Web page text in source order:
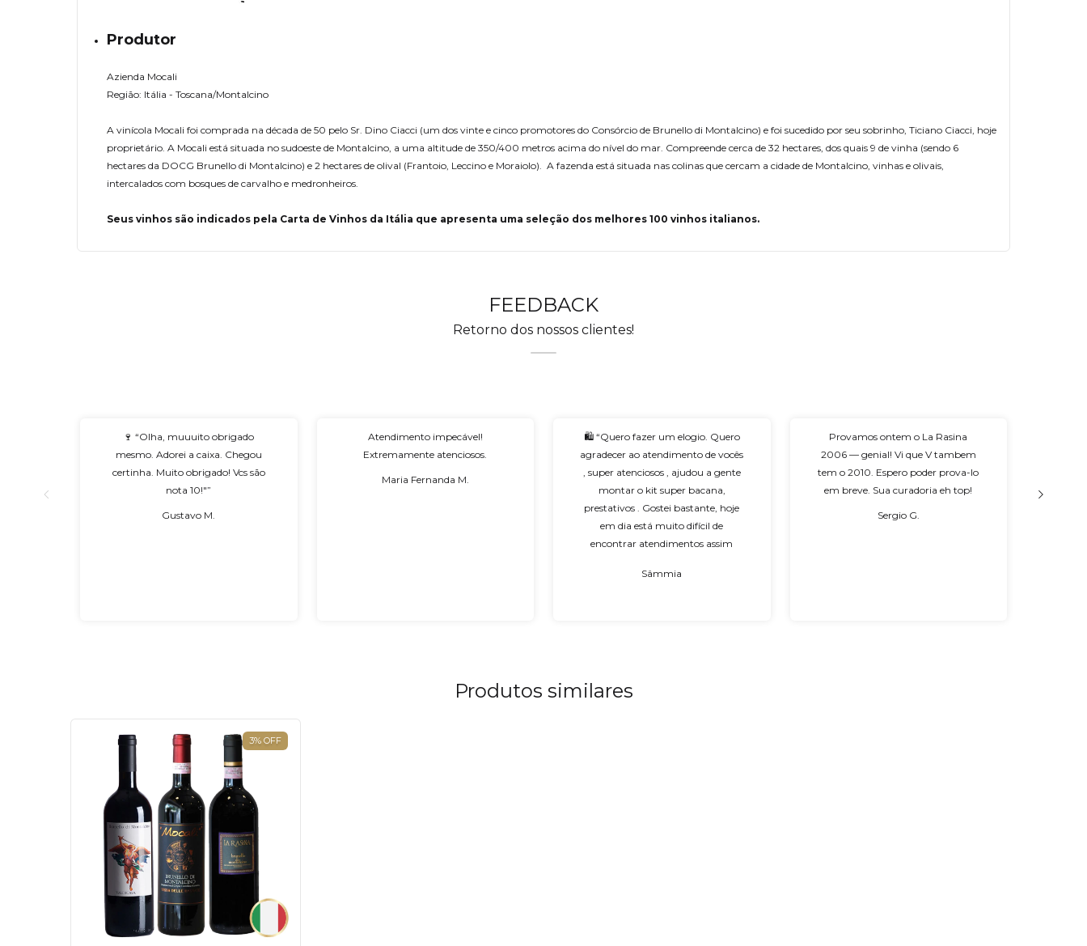
Produtor
Azienda Mocali
Região: Itália - Toscana/Montalcino
A vinícola Mocali foi comprada na década de 50 pelo Sr. Dino Ciacci (um dos vinte e cinco promotores do Consórcio de Brunello di Montalcino) e foi sucedido por seu sobrinho, Ticiano Ciacci, hoje
proprietário. A Mocali está situada no sudoeste de Montalcino, a uma altitude de 350/400 metros acima do nível do mar. Compreende cerca de 32 hectares, dos quais 9 de vinha (sendo 6
hectares da DOCG Brunello di Montalcino) e 2 hectares de olival (Frantoio, Leccino e Moraiolo). A fazenda está situada nas colinas que cercam a cidade de Montalcino, vinhas e olivais,
intercalados com bosques de carvalho e medronheiros.
Seus vinhos são indicados pela Carta de Vinhos da Itália que apresenta uma seleção dos melhores 100 vinhos italianos.
FEEDBACK
Retorno dos nossos clientes!
🍷 “Olha, muuuito obrigado
mesmo. Adorei a caixa. Chegou
certinha. Muito obrigado! Vcs são
nota 10!"”
Gustavo M.
Atendimento impecável!
Extremamente atenciosos.
Maria Fernanda M.
🛍️ “Quero fazer um elogio. Quero
agradecer ao atendimento de vocês
, super atenciosos , ajudou a gente
montar o kit super bacana,
prestativos . Gostei bastante, hoje
em dia está muito difícil de
encontrar atendimentos assim
abençoe vocês 🥰🥰!
Sâmmia
Provamos ontem o La Rasina
2006 — genial! Vi que V tambem
tem o 2010. Espero poder prova-lo
em breve. Sua curadoria eh top!
Sergio G.
Produtos similares
3% OFF